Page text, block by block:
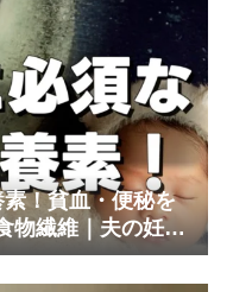
！貧血・便秘を
物繊維｜夫の妊娠